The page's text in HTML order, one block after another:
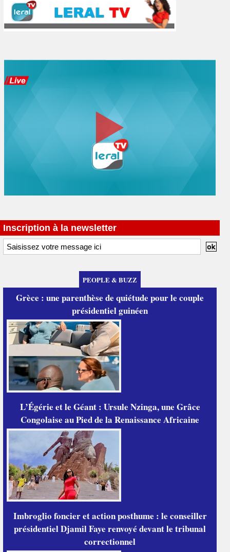
Inscription à la newsletter
PEOPLE & BUZZ
Grèce : une parenthèse de quiétude pour le couple
présidentiel guinéen
L’Égérie et le Géant : Ursule Nzinga, une Grâce
Congolaise au Pied de la Renaissance Africaine
Imbroglio foncier et action posthume : le conseiller
présidentiel Djamil Faye renvoyé devant le tribunal
correctionnel